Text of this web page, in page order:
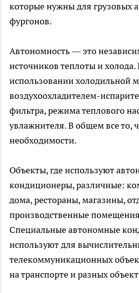
которые нужны для грузовых
фургонов.
Автономность — это
источников теплоты и
использовании холодильной
воздухоохладителем-
фильтра, режима теплового
увлажнителя. В общем все то,
необходимости.
Объекты, где используют
кондиционеры, различные:
дома, рестораны, магазины,
производственные
Специальные автономные
используют для
телекоммуникационных
на транспорте и разных